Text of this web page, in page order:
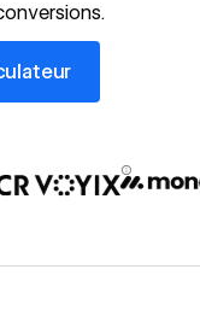
cost savings